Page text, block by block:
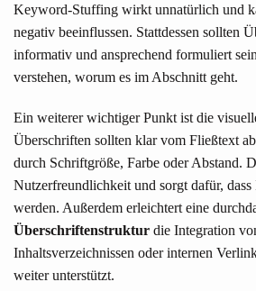
Keyword-Stuffing wirkt unnatürlich und
negativ beeinflussen. Stattdessen sollten
informativ und ansprechend formuliert
verstehen, worum es im Abschnitt geht.
Ein weiterer wichtiger Punkt ist die
Überschriften sollten klar vom Fließtext
durch Schriftgröße, Farbe oder Abstand.
Nutzerfreundlichkeit und sorgt dafür, dass
werden. Außerdem erleichtert eine
Überschriftenstruktur die Integration
Inhaltsverzeichnissen oder internen
weiter unterstützt.